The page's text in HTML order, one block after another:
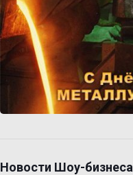
Новости Шоу-бизнеса